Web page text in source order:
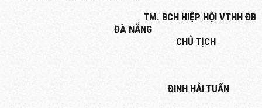
TM. BCH HIỆP HỘI VTHH ĐB
ĐÀ NẴNG
CHỦ TỊCH
ĐINH HẢI TUẤN